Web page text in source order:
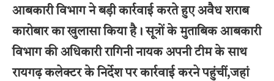
आबकारी विभाग ने बड़ी कार्रवाई करते हुए अवैध शराब
कारोबार का खुलासा किया है। सूत्रों के मुताबिक आबकारी
विभाग की अधिकारी रागिनी नायक अपनी टीम के साथ
रायगढ़ कलेक्टर के निर्देश पर कार्रवाई करने पहुंचीं,जहां